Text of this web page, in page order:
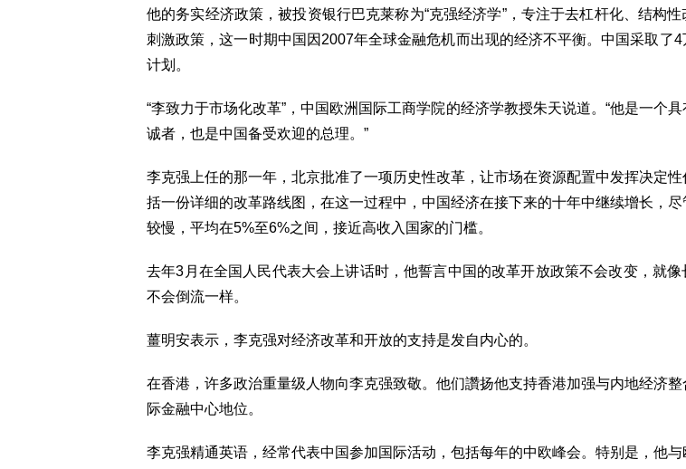
他的务实经济政策，被投资银行巴克莱称为“克强经济学”，专注于去杠杆化、结构性
刺激政策，这一时期中国因2007年全球金融危机而出现的经济不平衡。中国采取了4
计划。
“李致力于市场化改革”，中国欧洲国际工商学院的经济学教授朱天说道。“他是一个具
诚者，也是中国备受欢迎的总理。”
李克强上任的那一年，北京批准了一项历史性改革，让市场在资源配置中发挥决定
括一份详细的改革路线图，在这一过程中，中国经济在接下来的十年中继续增长，
较慢，平均在5%至6%之间，接近高收入国家的门槛。
去年3月在全国人民代表大会上讲话时，他誓言中国的改革开放政策不会改变，就像
不会倒流一样。
薑明安表示，李克强对经济改革和开放的支持是发自内心的。
在香港，许多政治重量级人物向李克强致敬。他们讚扬他支持香港加强与内地经济整
际金融中心地位。
李克强精通英语，经常代表中国参加国际活动，包括每年的中欧峰会。特别是，他与